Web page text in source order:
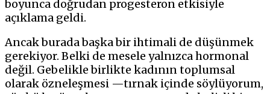
boyunca doğrudan progesteron etkisiyle
açıklama geldi.
Ancak burada başka bir ihtimali de düşünmek
gerekiyor. Belki de mesele yalnızca hormonal
değil. Gebelikle birlikte kadının toplumsal
olarak özneleşmesi —tırnak içinde söylüyorum,